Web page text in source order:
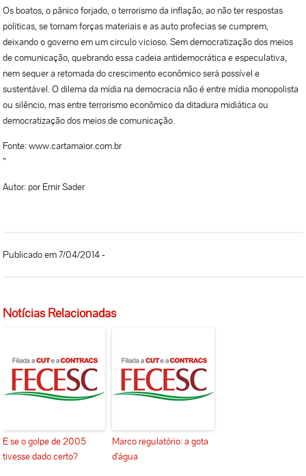
Os boatos, o pânico forjado, o terrorismo da inflação, ao não ter respostas
politicas, se tornam forças materiais e as auto profecias se cumprem,
deixando o governo em um circulo vicioso. Sem democratização dos meios
de comunicação, quebrando essa cadeia antidemocrática e especulativa,
nem sequer a retomada do crescimento econômico será possível e
sustentável. O dilema da mídia na democracia não é entre mídia monopolista
ou silêncio, mas entre terrorismo econômico da ditadura midiática ou
democratização dos meios de comunicação.
Fonte: www.cartamaior.com.br
”
Autor: por Emir Sader
Publicado em 7/04/2014 -
Notícias Relacionadas
E se o golpe de 2005
tivesse dado certo?
Marco regulatório: a gota
d’água